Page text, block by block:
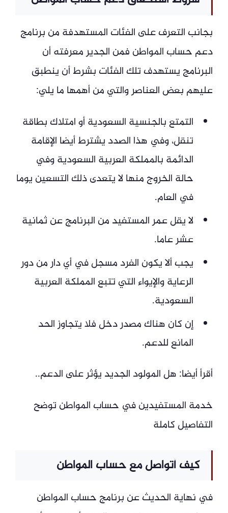
بجانب التعرف على الفئات المستهدفة من برنامج
دعم حساب المواطن فمن الجدير معرفته أن
البرنامج يستهدف تلك الفئات بشرط أن ينطبق
عليهم بعض العناصر والتي من أهمها ما يلي:
التمتع بالجنسية السعودية أو امتلاك بطاقة
تنقل، وفي هذا الصدد يشترط أيضا الإقامة
الدائمة بالمملكة العربية السعودية وفي
حالة الخروج منها لا يتعدى ذلك التسعين يوما
في العام.
لا يقل عمر المستفيد من البرنامج عن ثمانية
عشر عاما.
يجب ألا يكون الفرد مسجل في أي دار من دور
الرعاية والإيواء التي تتبع المملكة العربية
السعودية.
إن كان هناك مصدر دخل فلا يتجاوز الحد
المانع للدعم.
أقرأ أيضا: هل المولود الجديد يؤثر على الدعم..
خدمة المستفيدين في حساب المواطن توضح
التفاصيل كاملة
كيف أتواصل مع حساب المواطن
في نهاية الحديث عن برنامج حساب المواطن